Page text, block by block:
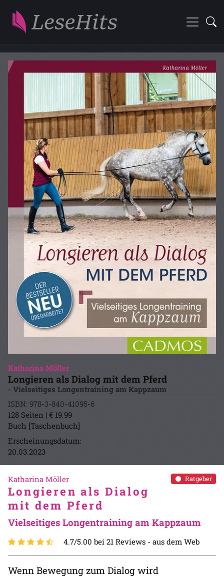
Katharina Möller
Longieren als Dialog mit dem Pferd
- Vielseitiges Longentraining am Kappzaum
ISBN: 978-3-840-41095-6
128 Seiten | € 19.99
Buch [Taschenbuch]
Erscheinungsdatum:
20.03.2023
Ratgeber
Katharina Möller
Longieren als Dialog
mit dem Pferd
Vielseitiges Longentraining am Kappzaum
4.7/5.00 bei 21 Reviews - aus dem Web
Wenn Bewegung zum Dialog wird